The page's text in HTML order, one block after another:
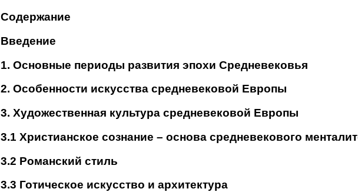
Содержание
Введение
1. Основные периоды развития эпохи Средневековья
2. Особенности искусства средневековой Европы
3. Художественная культура средневековой Европы
3.1 Христианское сознание – основа средневекового
3.2 Романский стиль
3.3 Готическое искусство и архитектура